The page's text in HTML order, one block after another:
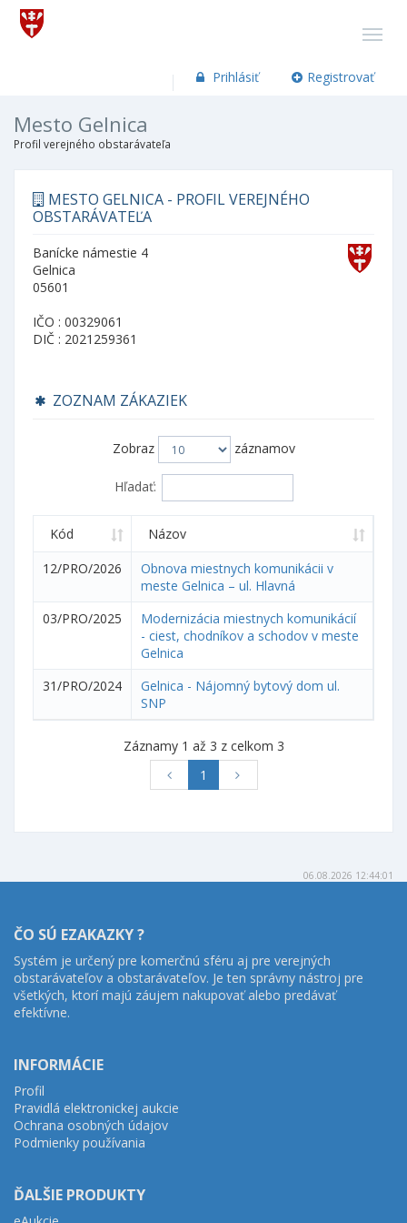
Prihlásiť Registrovať
Mesto Gelnica
Profil verejného obstarávateľa
MESTO GELNICA - PROFIL VEREJNÉHO
OBSTARÁVATEĽA
Banícke námestie 4
Gelnica
05601
IČO : 00329061
DIČ : 2021259361
ZOZNAM ZÁKAZIEK
Zobraz záznamov
Hľadať:
Kód
Názov
12/PRO/2026
Obnova miestnych komunikácii v
meste Gelnica – ul. Hlavná
03/PRO/2025
Modernizácia miestnych komunikácií
- ciest, chodníkov a schodov v meste
Gelnica
31/PRO/2024
Gelnica - Nájomný bytový dom ul.
SNP
Záznamy 1 až 3 z celkom 3
1
06.08.2026 12:44:01
ČO SÚ EZAKAZKY ?
Systém je určený pre komerčnú sféru aj pre verejných
obstarávateľov a obstarávateľov. Je ten správny nástroj pre
všetkých, ktorí majú záujem nakupovať alebo predávať
efektívne.
INFORMÁCIE
Profil
Pravidlá elektronickej aukcie
Ochrana osobných údajov
Podmienky používania
ĎALŠIE PRODUKTY